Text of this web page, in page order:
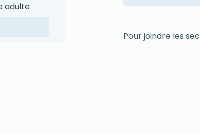
adulte
Pour joindre les